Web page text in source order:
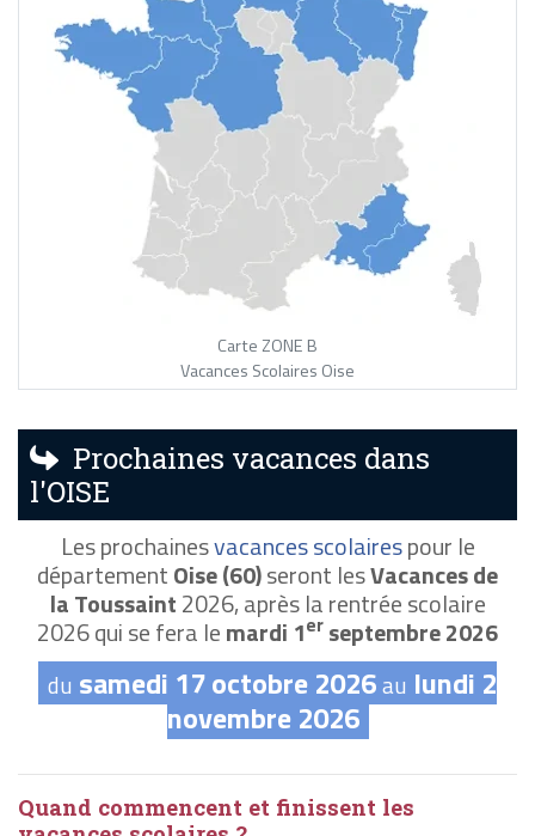
Carte ZONE B
Vacances Scolaires Oise
Prochaines vacances dans
l'OISE
Les prochainesvacances scolairespour le
départementOise (60)seront lesVacances de
la Toussaint2026, après la rentrée scolaire
2026 qui se fera lemardi 1er septembre 2026
du samedi 17 octobre 2026au lundi 2
novembre 2026
Quand commencent et finissent les